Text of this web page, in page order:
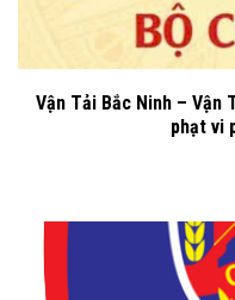
Vận Tải Bắc Ninh – Vận
phạt vi